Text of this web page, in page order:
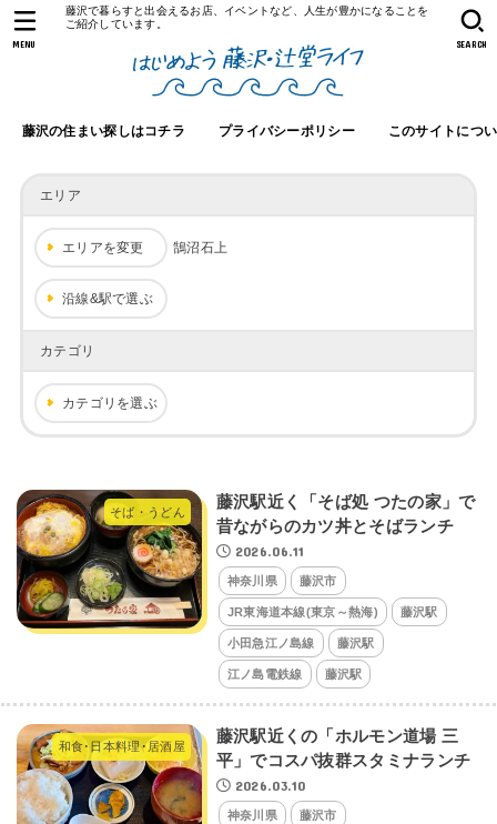
藤沢で暮らすと出会えるお店、イベントなど、人生が豊かになることを
ご紹介しています。
藤沢の住まい探しはコチラ プライバシーポリシー このサイトにつ
SEARCH
MENU
エリア
エリアを変更 鵠沼石上
沿線&駅で選ぶ
カテゴリ
カテゴリを選ぶ
そば・うどん
藤沢駅近く「そば処 つたの家」で
昔ながらのカツ丼とそばランチ
2026.06.11
神奈川県 藤沢市
JR東海道本線(東京～熱海) 藤沢駅
小田急江ノ島線 藤沢駅
江ノ島電鉄線 藤沢駅
和食･日本料理･居酒屋
藤沢駅近くの「ホルモン道場 三
平」でコスパ抜群スタミナランチ
2026.03.10
神奈川県 藤沢市